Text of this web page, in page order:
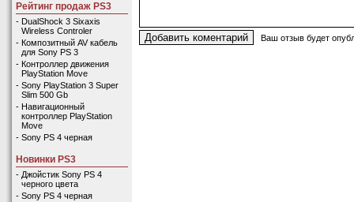
Рейтинг продаж PS3
- DualShock 3 Sixaxis
Wireless Controler
- Композитный AV кабель
для Sony PS 3
- Контроллер движения
PlayStation Move
- Sony PlayStation 3 Super
Slim 500 Gb
- Навигационный
контроллер PlayStation
Move
- Sony PS 4 черная
Новинки PS3
- Джойстик Sony PS 4
черного цвета
- Sony PS 4 черная
Ваш отзыв будет